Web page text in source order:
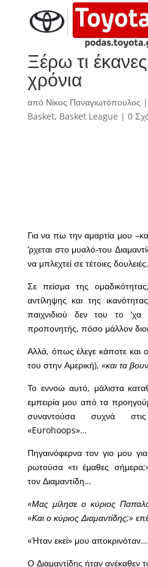
Ξέρω τι
χρόνια
από Νίκος Παναγιωτόπουλος |
Basket, Basket League | 0
Για να πω την αμαρτία μου
‘ρχεται στο μυαλό-του
να μπλεχτεί σε τέτοιες
Σε πείσμα της
αντίληψης και της
παιχνιδιού δεν του το ‘χα
προπονητής, πόσο μάλλον
Αλλά, όπως έλεγε κάποτε και
του στην Αμερική), «και τα
Το εννοώ αυτό, μάλιστα
εμπειρία μου από τα
συναντούσα συχνά
«Eurohoops»…
Πηγαινόφερνα τον γιο μου
ρωτούσα «τι έμαθες
τον Διαμαντίδη…
«Μας μίλησε ο κύριος
«Και ο κύριος Διαμαντίδης;»
«Ήταν εκεί» μου αποκρινόταν…
Ο Διαμαντίδης ήταν ανέκαθεν